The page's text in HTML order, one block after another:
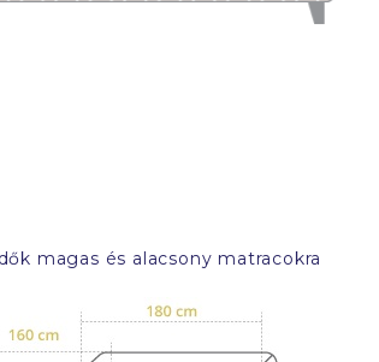
magas és alacsony matracokra